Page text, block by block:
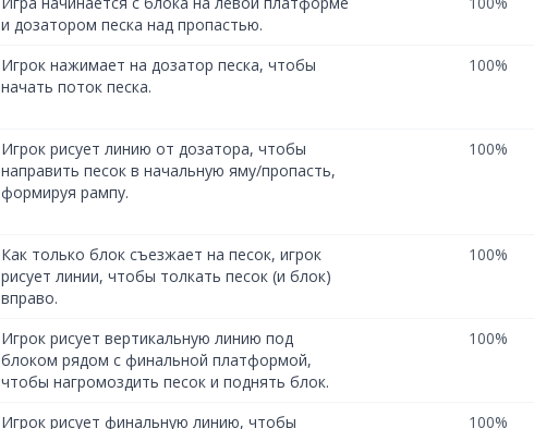
и дозатором песка над пропастью.
Игрок нажимает на дозатор песка, чтобы
начать поток песка.
100%
Игрок рисует линию от дозатора, чтобы
направить песок в начальную яму/пропасть,
формируя рампу.
100%
Как только блок съезжает на песок, игрок
рисует линии, чтобы толкать песок (и блок)
вправо.
100%
Игрок рисует вертикальную линию под
блоком рядом с финальной платформой,
чтобы нагромоздить песок и поднять блок.
100%
Игрок рисует финальную линию, чтобы
100%